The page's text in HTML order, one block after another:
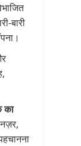
बारी
का